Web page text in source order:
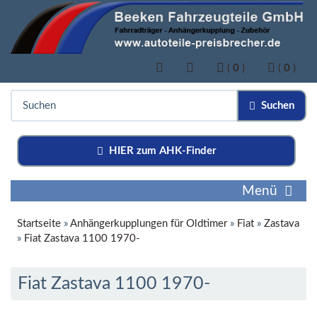
( 0 ) ( 0 )
Suchen
HIER zum AHK-Finder
Menü
Startseite » Anhängerkupplungen für Oldtimer» Fiat » Zastava
» Fiat Zastava 1100 1970-
Fiat Zastava 1100 1970-